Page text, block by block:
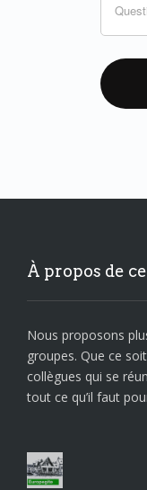
À propos de
Nous proposons
groupes. Que ce
collègues qui se
tout ce qu’il faut